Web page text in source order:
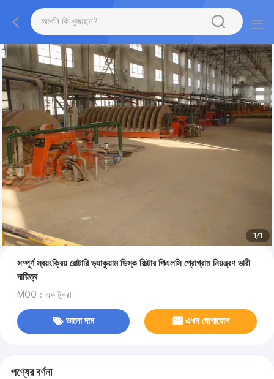
1/1
সম্পূর্ণ স্বয়ংক্রিয় রোটারি ভ্যাকুয়াম ডিস্ক ফিল্টার পিএলসি প্রোগ্রাম নিয়ন্ত্রণ ভারী
দায়িত্ব
MOQ：এক টুকরা
ভালো দাম এখন যোগাযোগ
পণ্যের বর্ণনা